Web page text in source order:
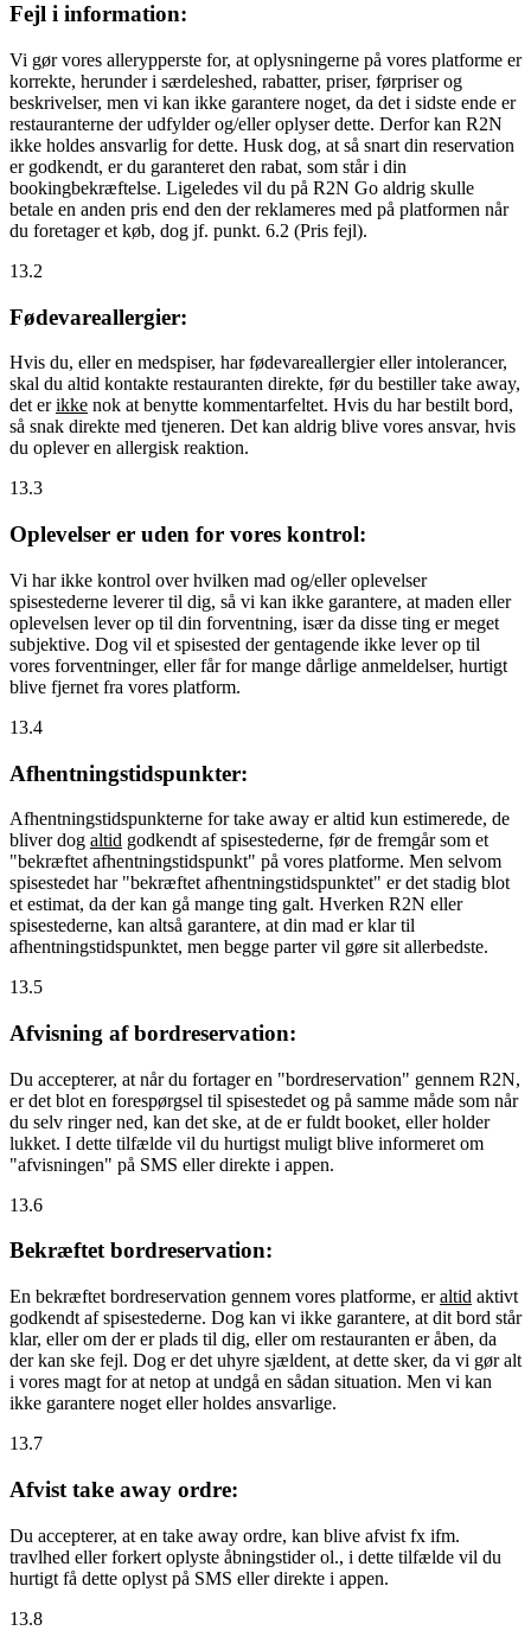
Fejl i information:
Vi gør vores allerypperste for, at oplysningerne på vores platforme er
korrekte, herunder i særdeleshed, rabatter, priser, førpriser og
beskrivelser, men vi kan ikke garantere noget, da det i sidste ende er
restauranterne der udfylder og/eller oplyser dette. Derfor kan R2N
ikke holdes ansvarlig for dette. Husk dog, at så snart din reservation
er godkendt, er du garanteret den rabat, som står i din
bookingbekræftelse. Ligeledes vil du på R2N Go aldrig skulle
betale en anden pris end den der reklameres med på platformen når
du foretager et køb, dog jf. punkt. 6.2 (Pris fejl).
13.2
Fødevareallergier:
Hvis du, eller en medspiser, har fødevareallergier eller intolerancer,
skal du altid kontakte restauranten direkte, før du bestiller take away,
det erikke nok at benytte kommentarfeltet. Hvis du har bestilt bord,
så snak direkte med tjeneren. Det kan aldrig blive vores ansvar, hvis
du oplever en allergisk reaktion.
13.3
Oplevelser er uden for vores kontrol:
Vi har ikke kontrol over hvilken mad og/eller oplevelser
spisestederne leverer til dig, så vi kan ikke garantere, at maden eller
oplevelsen lever op til din forventning, især da disse ting er meget
subjektive. Dog vil et spisested der gentagende ikke lever op til
vores forventninger, eller får for mange dårlige anmeldelser, hurtigt
blive fjernet fra vores platform.
13.4
Afhentningstidspunkter:
Afhentningstidspunkterne for take away er altid kun estimerede, de
bliver dog altid godkendt af spisestederne, før de fremgår som et
"bekræftet afhentningstidspunkt" på vores platforme. Men selvom
spisestedet har "bekræftet afhentningstidspunktet" er det stadig blot
et estimat, da der kan gå mange ting galt. Hverken R2N eller
spisestederne, kan altså garantere, at din mad er klar til
afhentningstidspunktet, men begge parter vil gøre sit allerbedste.
13.5
Afvisning af bordreservation:
Du accepterer, at når du fortager en "bordreservation" gennem R2N,
er det blot en forespørgsel til spisestedet og på samme måde som når
du selv ringer ned, kan det ske, at de er fuldt booket, eller holder
lukket. I dette tilfælde vil du hurtigst muligt blive informeret om
"afvisningen" på SMS eller direkte i appen.
13.6
Bekræftet bordreservation:
En bekræftet bordreservation gennem vores platforme, eraltid aktivt
godkendt af spisestederne. Dog kan vi ikke garantere, at dit bord står
klar, eller om der er plads til dig, eller om restauranten er åben, da
der kan ske fejl. Dog er det uhyre sjældent, at dette sker, da vi gør alt
i vores magt for at netop at undgå en sådan situation. Men vi kan
ikke garantere noget eller holdes ansvarlige.
13.7
Afvist take away ordre:
Du accepterer, at en take away ordre, kan blive afvist fx ifm.
travlhed eller forkert oplyste åbningstider ol., i dette tilfælde vil du
hurtigt få dette oplyst på SMS eller direkte i appen.
13.8